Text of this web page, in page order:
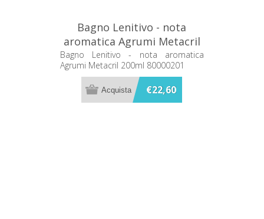
Bagno Lenitivo - nota
aromatica Agrumi Metacril
200ml 80000201
Bagno Lenitivo - nota aromatica
Agrumi Metacril 200ml 80000201
€22,60